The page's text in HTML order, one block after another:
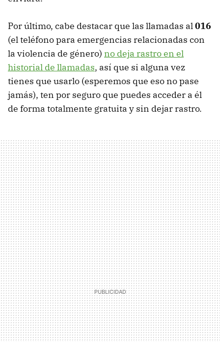
Por último, cabe destacar que las llamadas al016
(el teléfono para emergencias relacionadas con
la violencia de género) no deja rastro en el
historial de llamadas, así que si alguna vez
tienes que usarlo (esperemos que eso no pase
jamás), ten por seguro que puedes acceder a él
de forma totalmente gratuita y sin dejar rastro.